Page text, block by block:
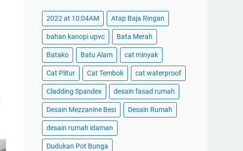
2022 at 10:04AM Atap Baja Ringan
bahan kanopi upvc Bata Merah
Batako Batu Alam cat minyak
Cat Plitur Cat Tembok cat waterproof
Cladding Spandex desain fasad rumah
Desain Mezzanine Besi Desain Rumah
desain rumah idaman
Dudukan Pot Bunga